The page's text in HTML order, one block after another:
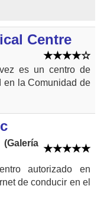
Centre
es un centro de
en la Comunidad de
autorizado en
de conducir en el